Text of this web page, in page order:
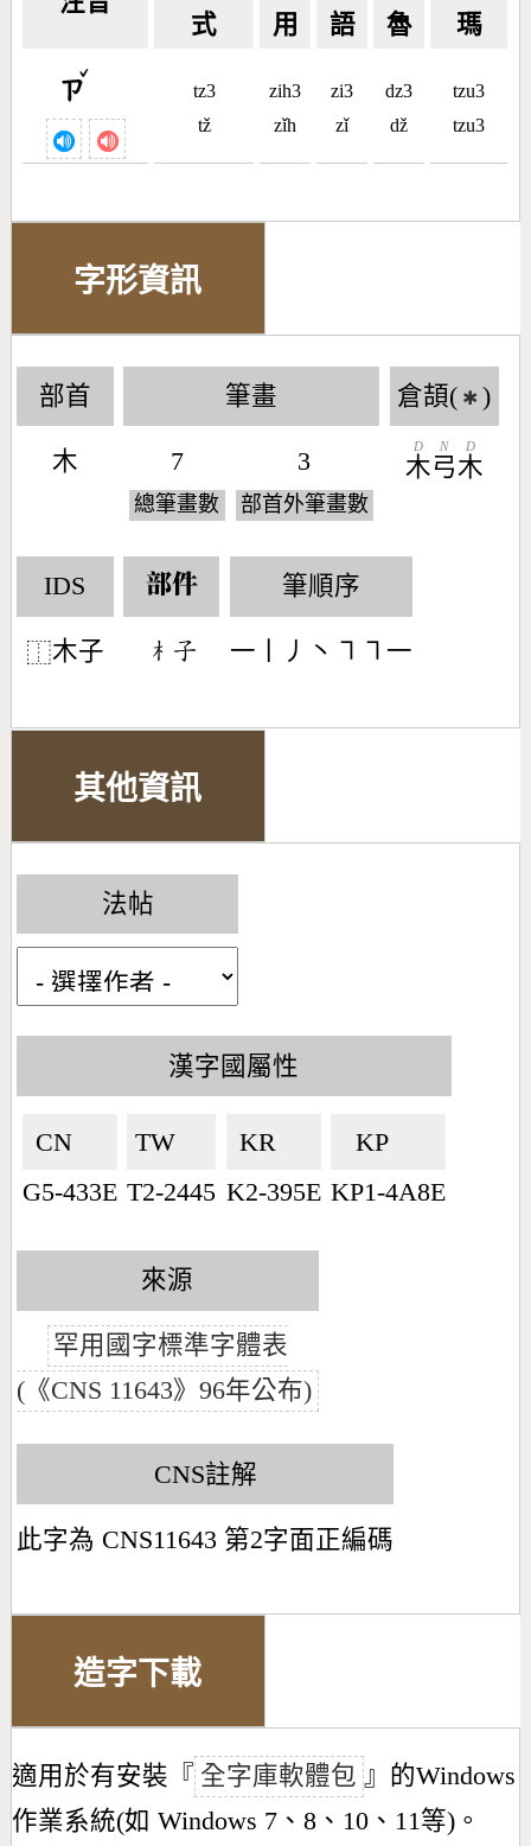
式 用 語 魯 瑪
ㄗ
ˇ
tz3
tž
zih3
zǐh
zi3
zǐ
dz3
dž
tzu3
tzu3
字形資訊
部首
木
筆畫
7
總筆畫數
3
部首外筆畫數
倉頡( ✱ )
木
D
弓
N
木
D
IDS
⿰木子
部件
󶂸󶂡
筆順序
一丨丿丶㇕㇕一
其他資訊
法帖
漢字國屬性
CN🇨🇳
G5-433E
TW🇹🇼
T2-2445
KR🇰🇷
K2-395E
KP🇰🇵
KP1-4A8E
來源
罕用國字標準字體表
(《CNS 11643》96年公布)
CNS註解
此字為 CNS11643 第2字面正編碼
造字下載
適用於有安裝『 全字庫軟體包 』的Windows
作業系統(如 Windows 7、8、10、11等)。